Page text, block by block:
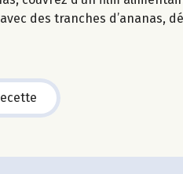
des tranches d’ananas,